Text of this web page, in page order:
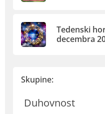
Tedenski
decembra
Skupine:
Duhovnost